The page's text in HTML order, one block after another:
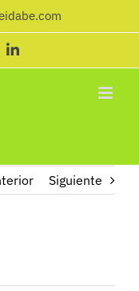
LinkedIn
Siguiente